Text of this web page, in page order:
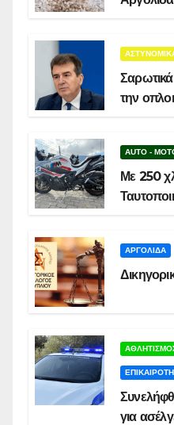
την
AUTO -
Με 250
ΑΡΓΟΛΙΔΑ
για